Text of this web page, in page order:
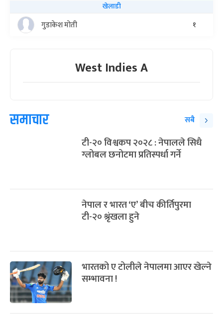
खेलाडी
गुडाकेश मोती १
West Indies A
समाचार सबै
टी-२० विश्वकप २०२८ : नेपालले सिधै
ग्लोबल छनोटमा प्रतिस्पर्धा गर्ने
नेपाल र भारत ‘ए’ बीच कीर्तिपुरमा
टी-२० श्रृंखला हुने
भारतको ए टोलीले नेपालमा आएर खेल्ने
सम्भावना !